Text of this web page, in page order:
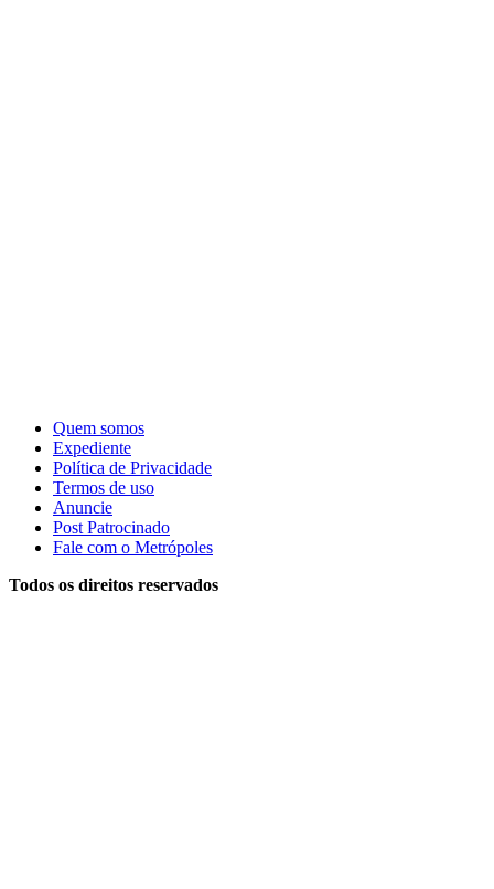
Quem somos
Expediente
Política de Privacidade
Termos de uso
Anuncie
Post Patrocinado
Fale com o Metrópoles
Todos os direitos reservados